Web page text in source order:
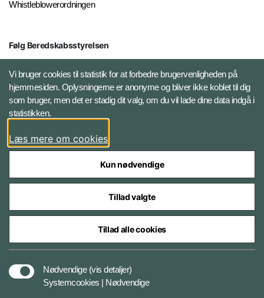
Whistleblowerordningen
Følg Beredskabsstyrelsen
X BRSdk
LinkedIn BRS-profil
Vi bruger cookies til statistik for at forbedre brugervenligheden på
hjemmesiden. Oplysningerne er anonyme og bliver ikke koblet til dig
som bruger, men det er stadig dit valg, om du vil lade dine data indgå i
statistikken.
Læs mere om cookies
Kun nødvendige
Tillad valgte
Tillad alle cookies
Nødvendige (vis detaljer)
Systemcookies | Nødvendige